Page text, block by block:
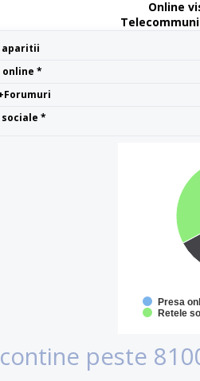
Online
aparitii
online *
sociale *
Presa
Retele
contine peste